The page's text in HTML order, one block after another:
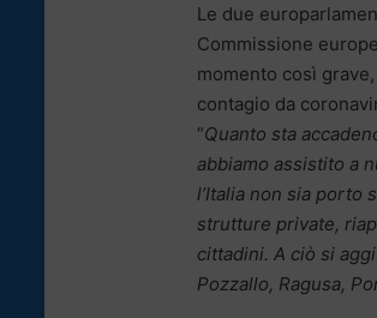
Le due
Commissione
momento così
contagio da
“Quanto sta
abbiamo assistito a
l’Italia non sia porto
strutture private,
cittadini. A ciò si
Pozzallo, Ragusa,